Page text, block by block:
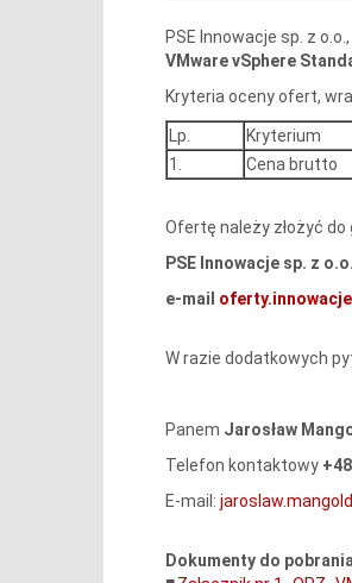
PSE Innowacje sp. z
VMware vSphere
Kryteria oceny ofert,
Lp. Kryterium
1.
Cena brutto
Ofertę należy złożyć do
PSE Innowacje sp. z o.o.
e-mail
W razie dodatkowych
Panem Jarosław
Telefon kontaktowy +48
E-mail:
Dokumenty do